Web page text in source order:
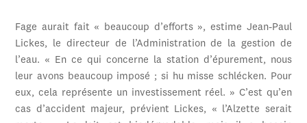
Fage aurait fait « beaucoup d’efforts », estime Jean-Paul
Lickes, le directeur de l’Administration de la gestion de
l’eau. « En ce qui concerne la station d’épurement, nous
leur avons beaucoup imposé ; si hu misse schlécken. Pour
eux, cela représente un investissement réel. » C’est qu’en
cas d’accident majeur, prévient Lickes, « l’Alzette serait